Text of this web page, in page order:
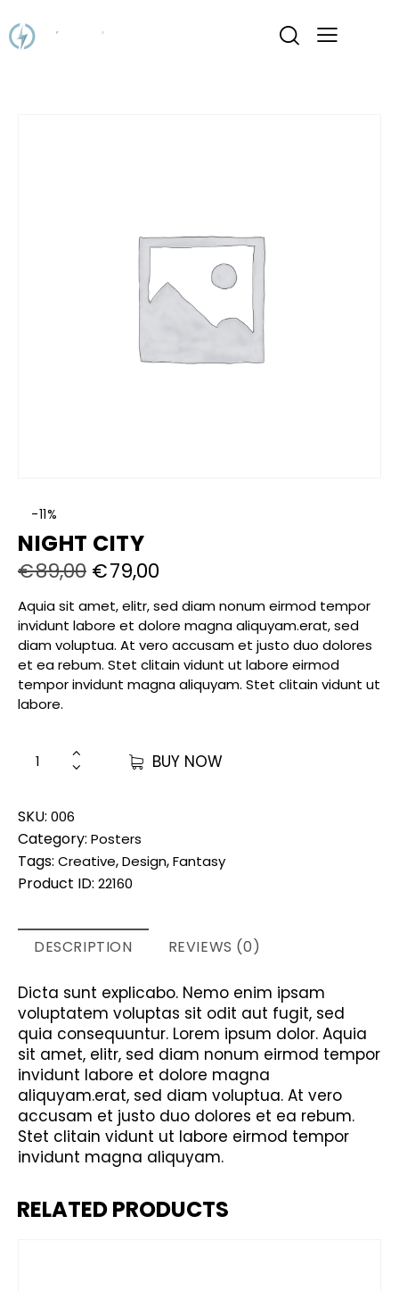
-11%
NIGHT CITY
€89,00 €79,00
Aquia sit amet, elitr, sed diam nonum eirmod tempor
invidunt labore et dolore magna aliquyam.erat, sed
diam voluptua. At vero accusam et justo duo dolores
et ea rebum. Stet clitain vidunt ut labore eirmod
tempor invidunt magna aliquyam. Stet clitain vidunt ut
labore.
BUY NOW
SKU: 006
Category: Posters
Tags: Creative,Design,Fantasy
Product ID: 22160
DESCRIPTION REVIEWS (0)
Dicta sunt explicabo. Nemo enim ipsam
voluptatem voluptas sit odit aut fugit, sed
quia consequuntur. Lorem ipsum dolor. Aquia
sit amet, elitr, sed diam nonum eirmod tempor
invidunt labore et dolore magna
aliquyam.erat, sed diam voluptua. At vero
accusam et justo duo dolores et ea rebum.
Stet clitain vidunt ut labore eirmod tempor
invidunt magna aliquyam.
RELATED PRODUCTS